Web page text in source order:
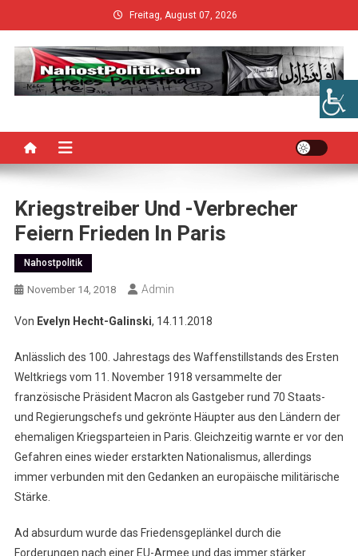
to
content
Freitag, August 07, 2026
Kriegstreiber Und -verbrecher
Feiern Frieden In Paris
Nahostpolitik
November 14, 2018 Admin
Von Evelyn Hecht-Galinski, 14.11.2018
Anlässlich des 100. Jahrestags des Waffenstillstands des Ersten
Weltkriegs vom 11. November 1918 versammelte der
französische Präsident Macron als Gastgeber rund 70 Staats-
und Regierungschefs und gekrönte Häupter aus den Ländern der
ehemaligen Kriegsparteien in Paris. Gleichzeitig warnte er vor den
Gefahren eines wieder erstarkten Nationalismus, allerdings
immer verbunden mit den Gedanken an europäische militärische
Stärke.
Ad absurdum wurde das Friedensgeplänkel durch die
Forderungen nach einer EU-Armee und das immer stärker